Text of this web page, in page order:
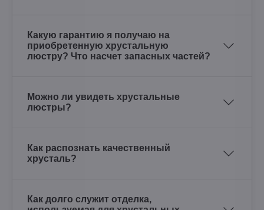
Какую гарантию я получаю на
приобретенную хрустальную
люстру? Что насчет запасных частей?
Можно ли увидеть хрустальные
люстры?
Как распознать качественный
хрусталь?
Как долго служит отделка,